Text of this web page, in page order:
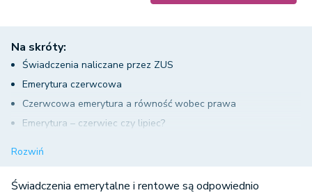
Na skróty:
Świadczenia naliczane przez ZUS
Emerytura czerwcowa
Czerwcowa emerytura a równość wobec prawa
Emerytura – czerwiec czy lipiec?
Rozwiń
Świadczenia emerytalne i rentowe są odpowiednio